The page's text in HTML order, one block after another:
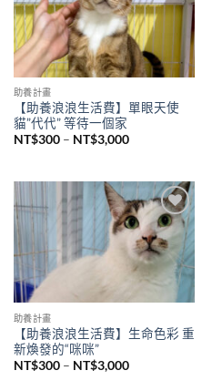
wishlist
助養計畫
【助養浪浪生活費】單眼天使
貓”代代” 等待一個家
NT$300 – NT$3,000
Add to
wishlist
助養計畫
【助養浪浪生活費】生命色彩 重
新煥發的“咪咪”
NT$300 – NT$3,000